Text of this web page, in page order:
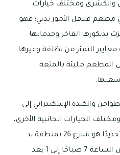
والكشري ومختلف خيارات
فلافل الأمور بدبي؛ فهو
بديكورها الفاخر وخدماتها
التميّز من نظافة وغيرها
المطعم مليئة بالمتعة
والكبدة الإسكندراني إلى
الخيارات الجانبية الأخرى،
ومكان مطعم فلافل الأمور تحديدًا هو شارع 26 بمنطقة ند
الحمر في دبي، ويفتح يوميًا من الساعة 7 صباحًا إلى 1 بعد